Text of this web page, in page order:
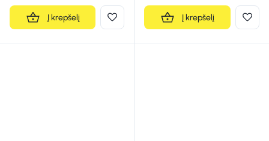
Į krepšelį Į krepšelį